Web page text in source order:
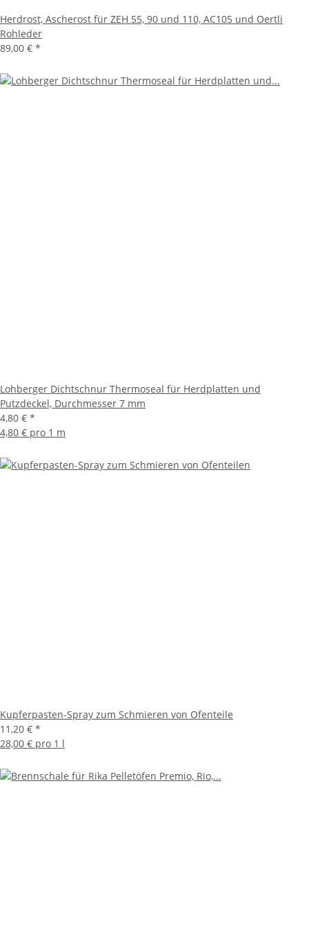
Herdrost, Ascherost für ZEH 55, 90 und 110, AC105 und Oertli
Rohleder
89,00 € *
Lohberger Dichtschnur Thermoseal für Herdplatten und
Putzdeckel, Durchmesser 7 mm
4,80 € *
4,80 € pro 1 m
Kupferpasten-Spray zum Schmieren von Ofenteile
11,20 € *
28,00 € pro 1 l